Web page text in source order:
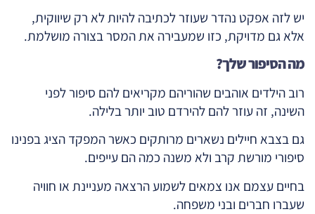
יש לזה אפקט נהדר שעוזר לכתיבה להיות לא רק שיווקית,
אלא גם מדויקת, כזו שמעבירה את המסר בצורה מושלמת.
מה הסיפור שלך?
רוב הילדים אוהבים שהוריהם מקריאים להם סיפור לפני
השינה, זה עוזר להם להירדם טוב יותר בלילה.
גם בצבא חיילים נשארים מרותקים כאשר המפקד הציג בפנינו
סיפורי מורשת קרב ולא משנה כמה הם עייפים.
בחיים עצמם אנו צמאים לשמוע הרצאה מעניינת או חוויה
שעברו חברים ובני משפחה.